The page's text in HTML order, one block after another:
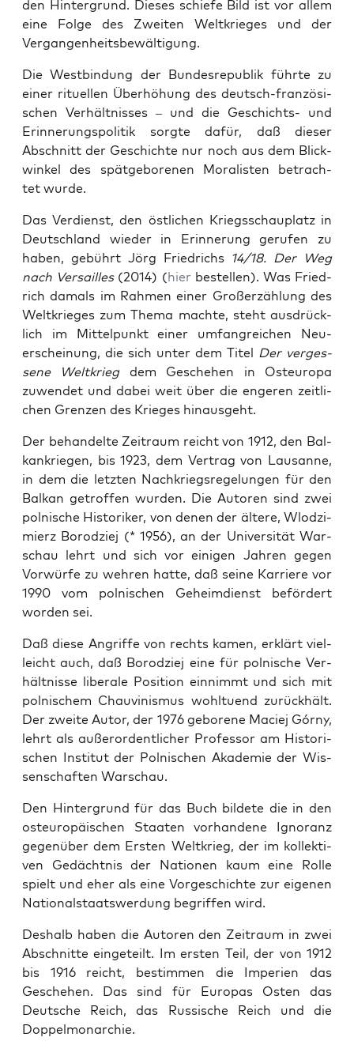
den Hin­ter­grund. Die­ses schie­fe Bild ist vor allem
eine Fol­ge des Zwei­ten Welt­krie­ges und der
Vergangenheitsbewältigung.
Die West­bin­dung der Bun­des­re­pu­blik führ­te zu
einer ritu­el­len Über­hö­hung des deutsch-fran­zö­si­
schen Ver­hält­nis­ses – und die Geschichts- und
Erin­ne­rungs­po­li­tik sorg­te dafür, daß die­ser
Abschnitt der Geschich­te nur noch aus dem Blick­
win­kel des spät­ge­bo­re­nen Mora­lis­ten betrach­
tet wurde.
Das Ver­dienst, den öst­li­chen Kriegs­schau­platz in
Deutsch­land wie­der in Erin­ne­rung geru­fen zu
haben, gebührt Jörg Fried­richs 14/18. Der Weg
nach Ver­sailles (2014) (hier bestel­len). Was Fried­
rich damals im Rah­men einer Groß­erzäh­lung des
Welt­krie­ges zum The­ma mach­te, steht aus­drück­
lich im Mit­tel­punkt einer umfang­rei­chen Neu­
erschei­nung, die sich unter dem Titel Der ver­ges­
se­ne Welt­kriegdem Gesche­hen in Ost­eu­ro­pa
zuwen­det und dabei weit über die enge­ren zeit­li­
chen Gren­zen des Krie­ges hinausgeht.
Der behan­del­te Zeit­raum reicht von 1912, den Bal­
kan­krie­gen, bis 1923, dem Ver­trag von Lau­sanne,
in dem die letz­ten Nach­kriegs­re­ge­lun­gen für den
Bal­kan getrof­fen wur­den. Die Autoren sind zwei
pol­ni­sche His­to­ri­ker, von denen der älte­re, Wlod­zi­
mierz Borod­ziej (* 1956), an der Uni­ver­si­tät War­
schau lehrt und sich vor eini­gen Jah­ren gegen
Vor­wür­fe zu weh­ren hat­te, daß sei­ne Kar­rie­re vor
1990 vom pol­ni­schen Geheim­dienst beför­dert
wor­den sei.
Daß die­se Angrif­fe von rechts kamen, erklärt viel­
leicht auch, daß Borod­ziej eine für pol­ni­sche Ver­
hält­nis­se libe­ra­le Posi­ti­on ein­nimmt und sich mit
pol­ni­schem Chau­vi­nis­mus wohl­tu­end zurück­hält.
Der zwei­te Autor, der 1976 gebo­re­ne Maciej Gór­ny,
lehrt als außer­or­dent­li­cher Pro­fes­sor am His­to­ri­
schen Insti­tut der Pol­ni­schen Aka­de­mie der Wis­
sen­schaf­ten Warschau.
Den Hin­ter­grund für das Buch bil­de­te die in den
ost­eu­ro­päi­schen Staa­ten vor­han­de­ne Igno­ranz
gegen­über dem Ers­ten Welt­krieg, der im kol­lek­ti­
ven Gedächt­nis der Natio­nen kaum eine Rol­le
spielt und eher als eine Vor­ge­schich­te zur eige­nen
Natio­nal­staats­wer­dung begrif­fen wird.
Des­halb haben die Autoren den Zeit­raum in zwei
Abschnit­te ein­ge­teilt. Im ers­ten Teil, der von 1912
bis 1916 reicht, bestim­men die Impe­ri­en das
Gesche­hen. Das sind für Euro­pas Osten das
Deut­sche Reich, das Rus­si­sche Reich und die
Doppelmonarchie.